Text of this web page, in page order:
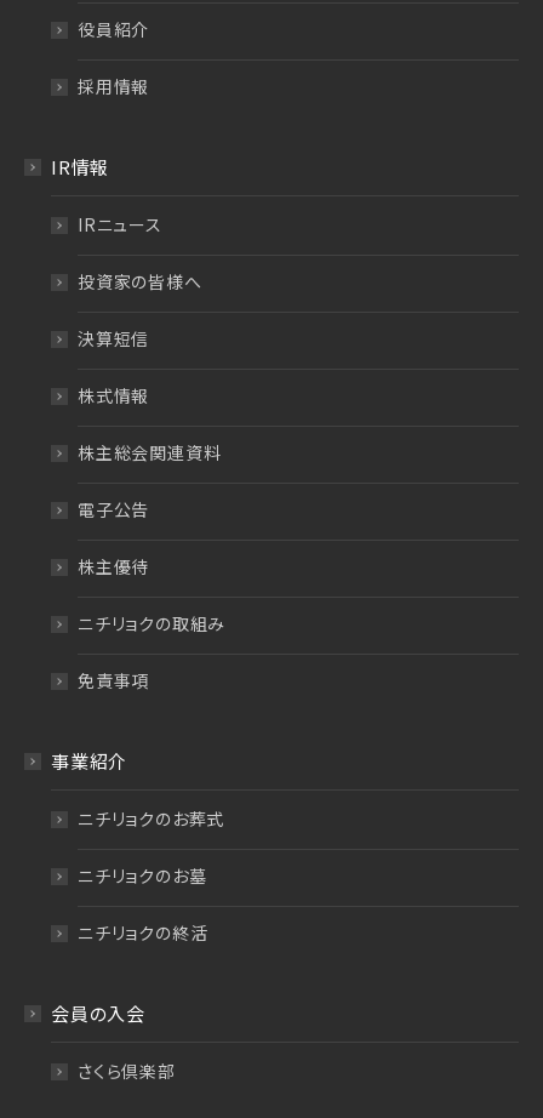
役員紹介
採用情報
IR情報
IRニュース
投資家の皆様へ
決算短信
株式情報
株主総会関連資料
電子公告
株主優待
ニチリョクの取組み
免責事項
事業紹介
ニチリョクのお葬式
ニチリョクのお墓
ニチリョクの終活
会員の入会
さくら倶楽部